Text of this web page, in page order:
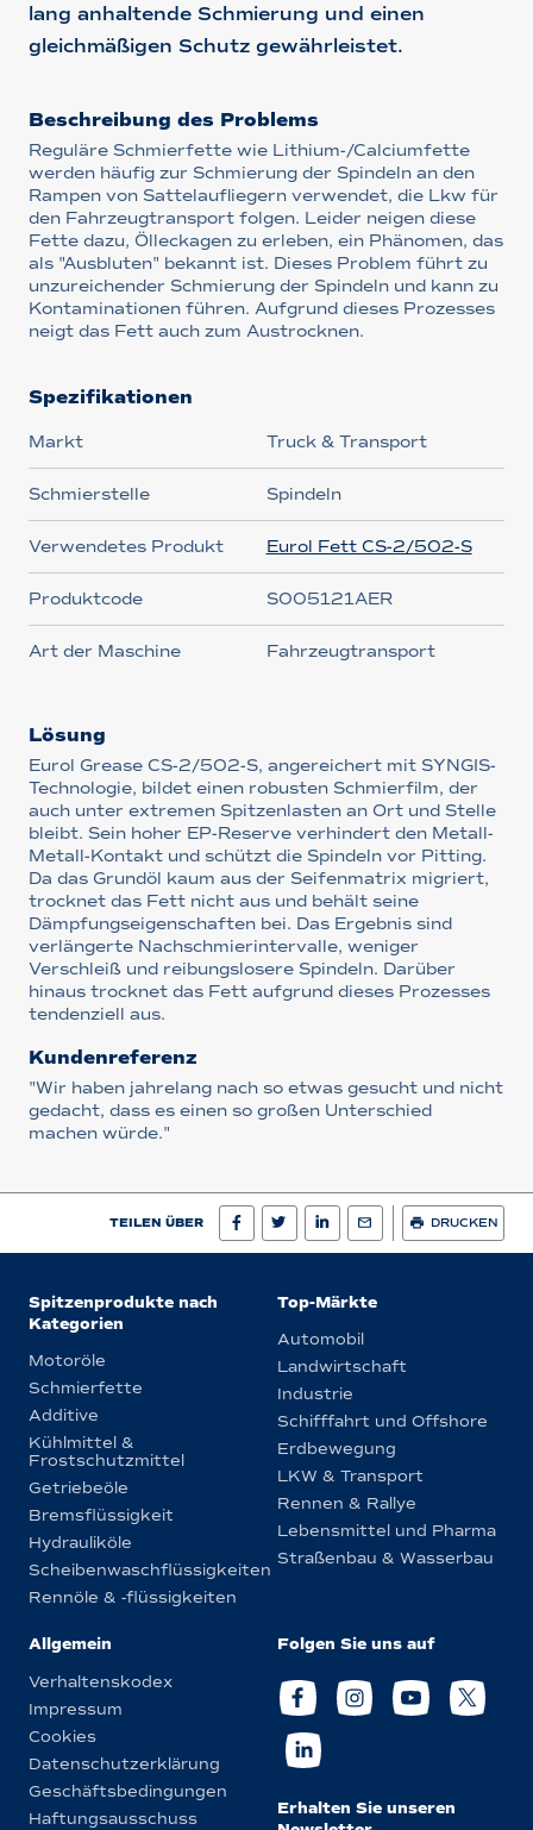
lang anhaltende Schmierung und einen
gleichmäßigen Schutz gewährleistet.
Beschreibung des Problems
Reguläre Schmierfette wie Lithium-/Calciumfette
werden häufig zur Schmierung der Spindeln an den
Rampen von Sattelaufliegern verwendet, die Lkw für
den Fahrzeugtransport folgen. Leider neigen diese
Fette dazu, Ölleckagen zu erleben, ein Phänomen, das
als "Ausbluten" bekannt ist. Dieses Problem führt zu
unzureichender Schmierung der Spindeln und kann zu
Kontaminationen führen. Aufgrund dieses Prozesses
neigt das Fett auch zum Austrocknen.
Spezifikationen
Markt Truck & Transport
Schmierstelle Spindeln
Verwendetes Produkt Eurol Fett CS-2/502-S
Produktcode S005121AER
Art der Maschine Fahrzeugtransport
Lösung
Eurol Grease CS-2/502-S, angereichert mit SYNGIS-
Technologie, bildet einen robusten Schmierfilm, der
auch unter extremen Spitzenlasten an Ort und Stelle
bleibt. Sein hoher EP-Reserve verhindert den Metall-
Metall-Kontakt und schützt die Spindeln vor Pitting.
Da das Grundöl kaum aus der Seifenmatrix migriert,
trocknet das Fett nicht aus und behält seine
Dämpfungseigenschaften bei. Das Ergebnis sind
verlängerte Nachschmierintervalle, weniger
Verschleiß und reibungslosere Spindeln. Darüber
hinaus trocknet das Fett aufgrund dieses Prozesses
tendenziell aus.
Kundenreferenz
"Wir haben jahrelang nach so etwas gesucht und nicht
gedacht, dass es einen so großen Unterschied
machen würde."
TEILEN ÜBER DRUCKEN
Spitzenprodukte nach
Kategorien
Motoröle
Schmierfette
Additive
Kühlmittel &
Frostschutzmittel
Getriebeöle
Bremsflüssigkeit
Hydrauliköle
Scheibenwaschflüssigkeiten
Rennöle & -flüssigkeiten
Top-Märkte
Automobil
Landwirtschaft
Industrie
Schifffahrt und Offshore
Erdbewegung
LKW & Transport
Rennen & Rallye
Lebensmittel und Pharma
Straßenbau & Wasserbau
Allgemein
Verhaltenskodex
Impressum
Cookies
Datenschutzerklärung
Geschäftsbedingungen
Haftungsausschuss
Folgen Sie uns auf
Erhalten Sie unseren